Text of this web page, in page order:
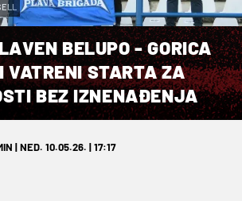
BELUPO - GORICA
VATRENI STARTA ZA
BEZ IZNENAĐENJA
| NED. 10.05.26. | 17:17